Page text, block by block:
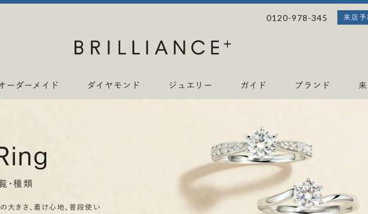
0120-978-345 来店予
ーダーメイド ダイヤモンド ジュエリー ガイド ブランド
・種類
の大きさ、着け心地、普段使い